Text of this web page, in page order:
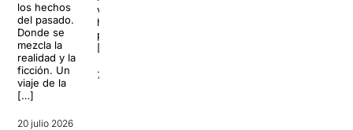
los hechos
del pasado.
Donde se
mezcla la
realidad y la
ficción. Un
viaje de la
[…]
20 julio 2026
vídeos
hilarantes y
participación
[…]
7 julio 2026